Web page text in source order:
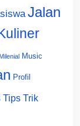
Jalan
Milenial Music
Profil
Tips Trik